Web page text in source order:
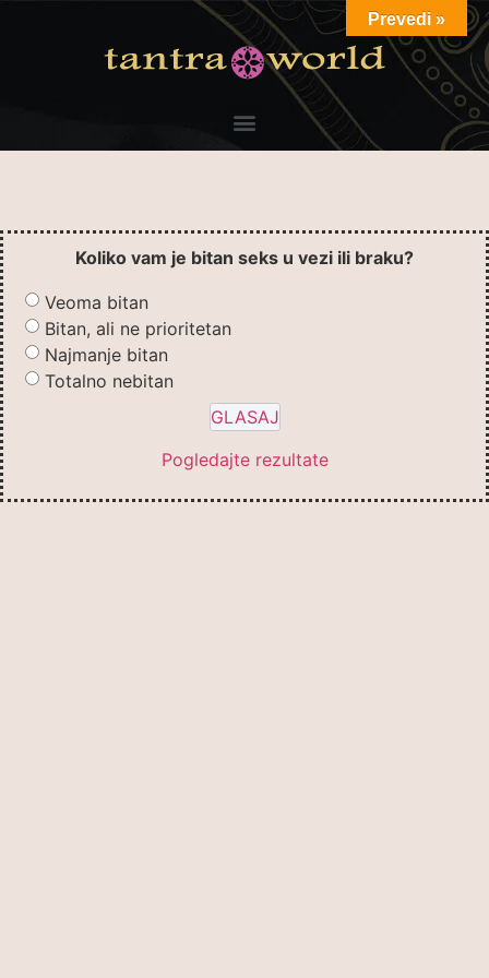
Koliko vam je bitan seks u vezi ili braku?
Veoma bitan
Bitan, ali ne prioritetan
Najmanje bitan
Totalno nebitan
Pogledajte rezultate
Prevedi »